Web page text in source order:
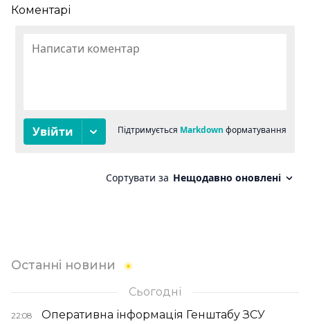
Коментарі
Останні новини
Сьогодні
22:08
Оперативна інформація Генштабу ЗСУ